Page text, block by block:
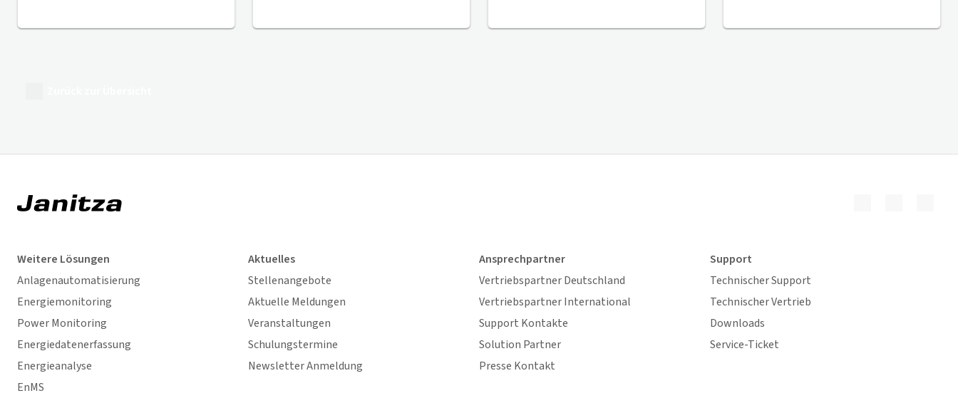
Weitere Lösungen
Anlagenautomatisierung
Energiemonitoring
Power Monitoring
Energiedatenerfassung
Energieanalyse
EnMS
Aktuelles
Stellenangebote
Aktuelle Meldungen
Veranstaltungen
Schulungstermine
Newsletter Anmeldung
Ansprechpartner
Vertriebspartner Deutschland
Vertriebspartner International
Support Kontakte
Solution Partner
Presse Kontakt
Support
Technischer Support
Technischer Vertrieb
Downloads
Service-Ticket